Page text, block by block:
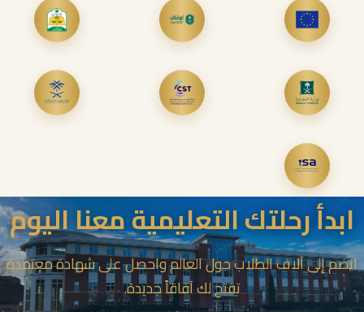
ابدأ رحلتك التعليمية معنا اليوم
انضم إلى آلاف الطلاب حول العالم واحصل على شهادة معتمدة
تفتح لك آفاقاً جديدة.